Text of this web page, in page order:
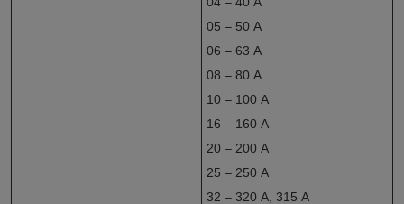
05 – 50 А
06 – 63 А
08 – 80 А
10 – 100 А
16 – 160 А
20 – 200 А
25 – 250 А
32 – 320 А, 315 А